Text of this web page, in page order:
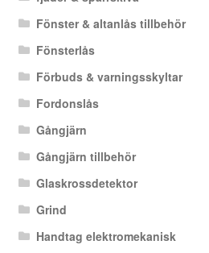
Fönster & altanlås tillbehör
Fönsterlås
Förbuds & varningsskyltar
Fordonslås
Gångjärn
Gångjärn tillbehör
Glaskrossdetektor
Grind
Handtag elektromekanisk